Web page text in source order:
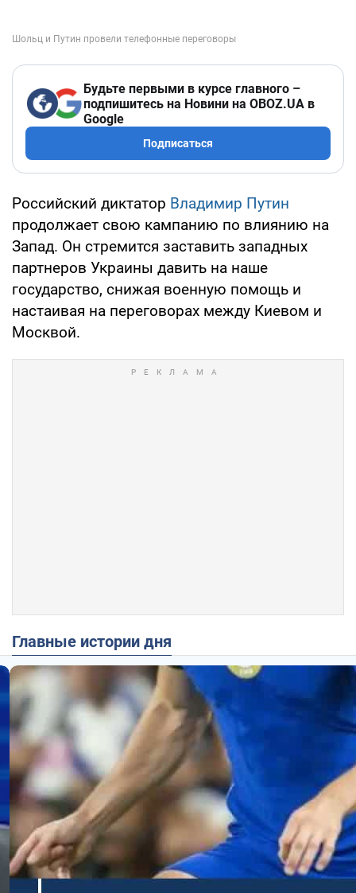
Будьте первыми в курсе главного –
подпишитесь на Новини на OBOZ.UA в
Google
Подписаться
Российский диктатор Владимир Путин
продолжает свою кампанию по влиянию на
Запад. Он стремится заставить западных
партнеров Украины давить на наше
государство, снижая военную помощь и
настаивая на переговорах между Киевом и
Москвой.
Главные истории дня